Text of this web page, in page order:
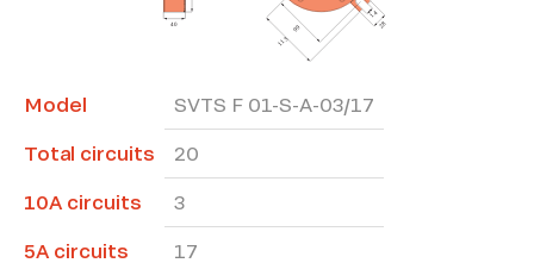
Model
Total circuits
10A circuits
5A circuits
SVTS F 01-S-A-03/17
20
3
17